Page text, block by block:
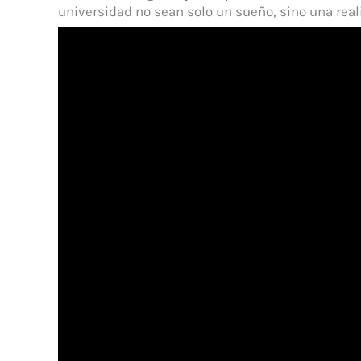
universidad no sean solo un sueño, sino una